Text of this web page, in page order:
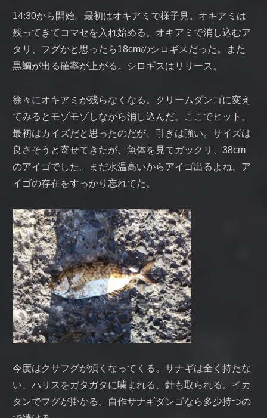
14:30から開始。最初はオキアミで様子見。オキアミは
残ってきてコマセを入れ始める。オキアミで消し込むア
タリ、フグかと思ったら18cmのシロギスだった。また
黒鯛が出る確率が上がる。シロギスはリリース。
徐々にオキアミが残らなくなる。クリームダンゴに変え
てみるとモゾモゾしながら消し込んだ。ここでヒット。
最初はカイズだと思ったのだが、引きは強い。サイズは
良さそうと寄せてきたが、魚体を見てガックリ、38cm
のアイゴでした。まだ水温高いからアイゴ出るよね、ア
イゴの存在をすっかり忘れてた。
今度はクサフグが煩くなってくる。サナギは全く持たな
い、ハリスをガタガタに噛まれる、針も取られる。イカ
タンでフグが掛かる。自作サナギダンゴなら多少持つの